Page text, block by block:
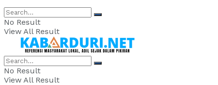
No Result
View All Result
No Result
View All Result